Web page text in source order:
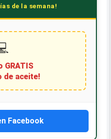
de la semana!
de aceite!
Facebook